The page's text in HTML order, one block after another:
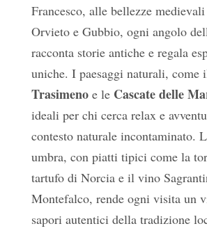
Francesco, alle bellezze
Orvieto e Gubbio, ogni angolo
racconta storie antiche e regala
uniche. I paesaggi naturali, come
Trasimenoe le Cascate delle
ideali per chi cerca relax e
contesto naturale incontaminato.
umbra, con piatti tipici come la
tartufo di Norcia e il vino
Montefalco, rende ogni visita un
sapori autentici della tradizione